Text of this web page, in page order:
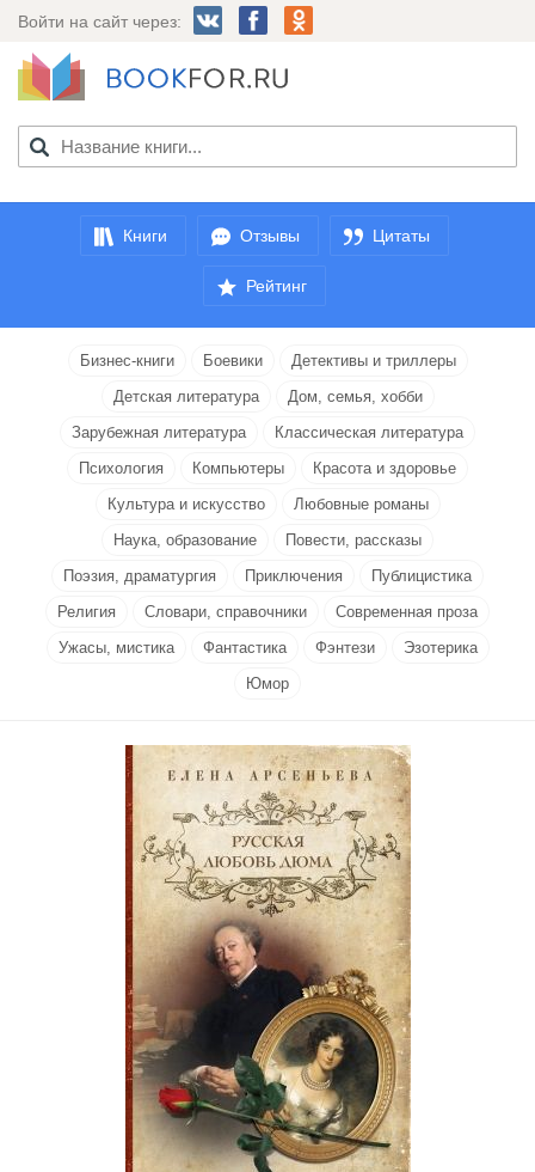
Войти на сайт через:
Книги Отзывы Цитаты
Рейтинг
Бизнес-книги Боевики
Детективы и триллеры
Детская литература
Дом, семья, хобби
Зарубежная литература
Классическая литература
Психология
Компьютеры
Красота и здоровье
Культура и искусство
Любовные романы
Наука, образование
Повести, рассказы
Поэзия, драматургия
Приключения
Публицистика
Религия
Словари, справочники
Современная проза
Ужасы, мистика
Фантастика Фэнтези
Эзотерика
Юмор